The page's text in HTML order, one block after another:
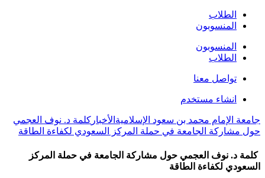
الطلاب
المنسوبون
المنسوبون
الطلاب
تواصل معنا
انشاء مستخدم
جامعة الإمام محمد بن سعود الإسلامية الأخبار كلمة د. نوف العجمي
حول مشاركة الجامعة في حملة المركز السعودي لكفاءة الطاقة
كلمة د. نوف العجمي حول مشاركة الجامعة في حملة المركز
السعودي لكفاءة الطاقة